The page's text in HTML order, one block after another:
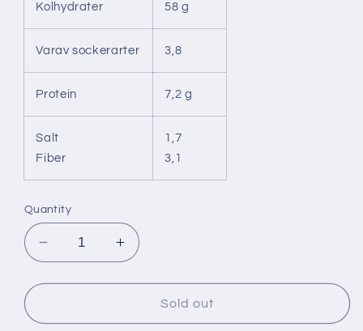
Kolhydrater 58 g
Varav sockerarter 3,8
Protein 7,2 g
Salt
Fiber
1,7
3,1
Quantity
Decrease
quantity
for
Sour
Increase
quantity
for
Doritos
Sour
Sold out